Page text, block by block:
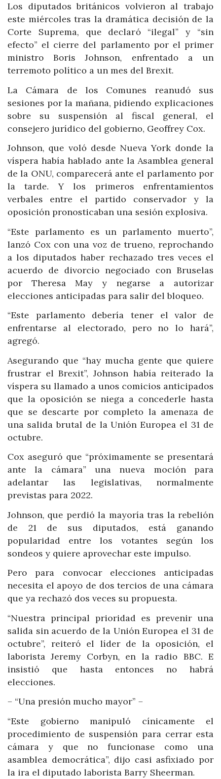
Los diputados británicos volvieron al trabajo
este miércoles tras la dramática decisión de la
Corte Suprema, que declaró “ilegal” y “sin
efecto” el cierre del parlamento por el primer
ministro Boris Johnson, enfrentado a un
terremoto político a un mes del Brexit.
La Cámara de los Comunes reanudó sus
sesiones por la mañana, pidiendo explicaciones
sobre su suspensión al fiscal general, el
consejero jurídico del gobierno, Geoffrey Cox.
Johnson, que voló desde Nueva York donde la
víspera había hablado ante la Asamblea general
de la ONU, comparecerá ante el parlamento por
la tarde. Y los primeros enfrentamientos
verbales entre el partido conservador y la
oposición pronosticaban una sesión explosiva.
“Este parlamento es un parlamento muerto”,
lanzó Cox con una voz de trueno, reprochando
a los diputados haber rechazado tres veces el
acuerdo de divorcio negociado con Bruselas
por Theresa May y negarse a autorizar
elecciones anticipadas para salir del bloqueo.
“Este parlamento debería tener el valor de
enfrentarse al electorado, pero no lo hará”,
agregó.
Asegurando que “hay mucha gente que quiere
frustrar el Brexit”, Johnson había reiterado la
víspera su llamado a unos comicios anticipados
que la oposición se niega a concederle hasta
que se descarte por completo la amenaza de
una salida brutal de la Unión Europea el 31 de
octubre.
Cox aseguró que “próximamente se presentará
ante la cámara” una nueva moción para
adelantar las legislativas, normalmente
previstas para 2022.
Johnson, que perdió la mayoría tras la rebelión
de 21 de sus diputados, está ganando
popularidad entre los votantes según los
sondeos y quiere aprovechar este impulso.
Pero para convocar elecciones anticipadas
necesita el apoyo de dos tercios de una cámara
que ya rechazó dos veces su propuesta.
“Nuestra principal prioridad es prevenir una
salida sin acuerdo de la Unión Europea el 31 de
octubre”, reiteró el líder de la oposición, el
laborista Jeremy Corbyn, en la radio BBC. E
insistió que hasta entonces no habrá
elecciones.
– “Una presión mucho mayor” –
“Este gobierno manipuló cínicamente el
procedimiento de suspensión para cerrar esta
cámara y que no funcionase como una
asamblea democrática”, dijo casi asfixiado por
la ira el diputado laborista Barry Sheerman.